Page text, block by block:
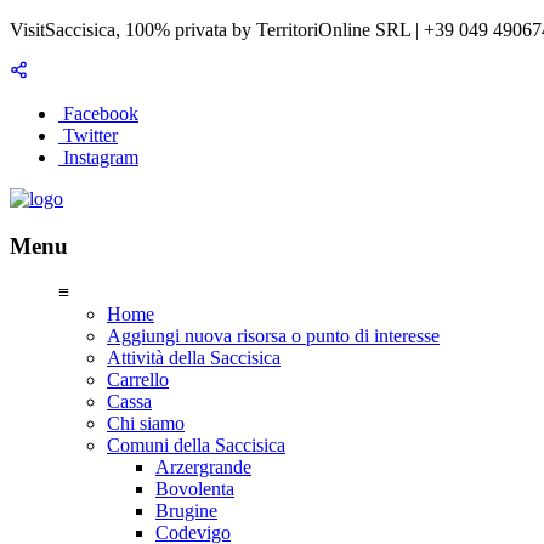
VisitSaccisica, 100% privata by TerritoriOnline SRL | +39 049
Facebook
Twitter
Instagram
Menu
≡
Home
Aggiungi nuova risorsa o punto di interesse
Attività della Saccisica
Carrello
Cassa
Chi siamo
Comuni della Saccisica
Arzergrande
Bovolenta
Brugine
Codevigo